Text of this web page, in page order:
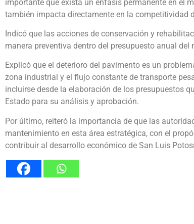
importante que exista un énfasis permanente en el
también impacta directamente en la competitividad
Indicó que las acciones de conservación y
manera preventiva dentro del presupuesto anual del
Explicó que el deterioro del pavimento es un
zona industrial y el flujo constante de transporte
incluirse desde la elaboración de los presupuestos
Estado para su análisis y aprobación.
Por último, reiteró la importancia de que las
mantenimiento en esta área estratégica, con el
contribuir al desarrollo económico de San Luis